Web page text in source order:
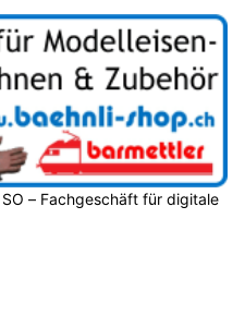
– Fachgeschäft für digitale